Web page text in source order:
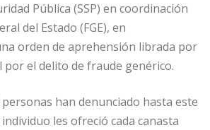
Pública (SSP) en coordinación
del Estado (FGE), en
orden de aprehensión librada por
por el delito de fraude genérico.
han denunciado hasta este
les ofreció cada canasta